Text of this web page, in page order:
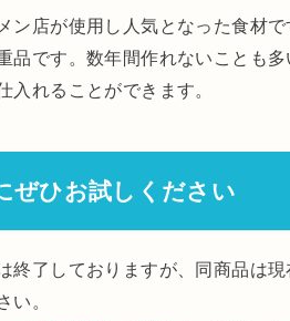
ン店が使用し人気となった食材
品です。数年間作れないことも
入れることができます。
ぜひお試しください
終了しておりますが、同商品は
い。